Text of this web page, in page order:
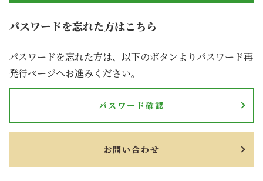
パスワードを忘れた方はこちら
パスワードを忘れた方は、以下のボタンよりパスワード再
発行ページへお進みください。
パスワード確認
お問い合わせ